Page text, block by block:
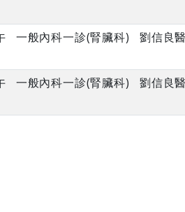
一般內科一診(腎臟科) 劉信良
一般內科一診(腎臟科) 劉信良